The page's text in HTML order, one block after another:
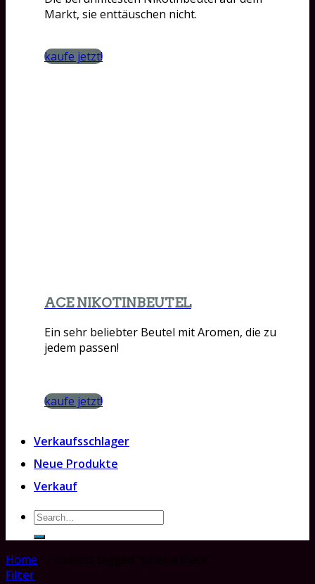
Markt, sie enttäuschen nicht.
kaufe jetzt!
ACE NIKOTINBEUTEL
Ein sehr beliebter Beutel mit Aromen, die zu
jedem passen!
kaufe jetzt!
Verkaufsschlager
Neue Produkte
Verkauf
Search
for:
Home
Filter